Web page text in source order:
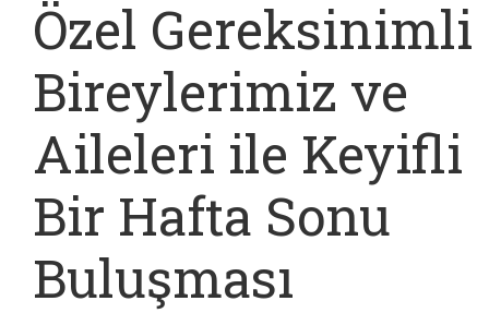
Özel Gereksinimli
Bireylerimiz ve
Aileleri ile Keyifli
Bir Hafta Sonu
Buluşması